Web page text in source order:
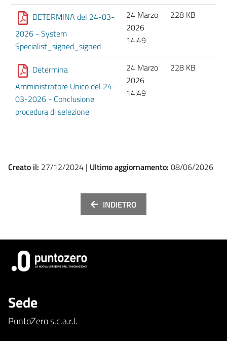
DETERMINA del 24-03-
2026 - System
Specialist_signed_signed
24 Marzo
2026
14:49
228 KB
Determina
Amministratore Unico del 24-
03-2026 - Conclusione
procedura di selezione
24 Marzo
2026
14:49
228 KB
Creato il: 27/12/2024 | Ultimo aggiornamento: 08/06/2026
INDIETRO
Sede
PuntoZero s.c.a.r.l.